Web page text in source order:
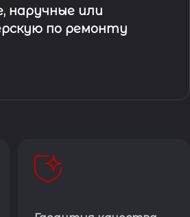
наручные или
по ремонту